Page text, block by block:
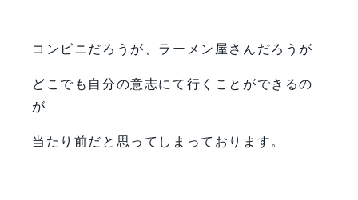
コンビニだろうが、ラーメン屋さんだろうが
どこでも自分の意志にて行くことができるの
が
当たり前だと思ってしまっております。